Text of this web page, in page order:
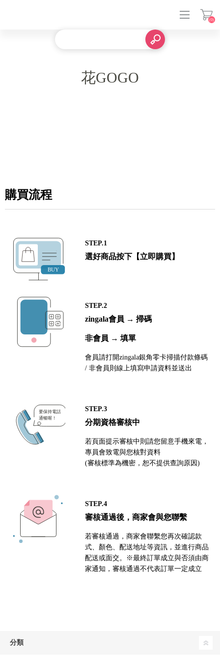
(0)
花GOGO
購買流程
STEP.1
選好商品按下【立即購買】
STEP.2
zingala會員 → 掃碼
非會員 → 填單
會員請打開zingala銀角零卡掃描付款條碼
/ 非會員則線上填寫申請資料並送出
STEP.3
分期資格審核中
若頁面提示審核中則請您留意手機來電，
專員會致電與您核對資料
(審核標準為機密，恕不提供查詢原因)
STEP.4
審核通過後，商家會與您聯繫
若審核通過，商家會聯繫您再次確認款
式、顏色、配送地址等資訊，並進行商品
配送或面交。※最終訂單成立與否須由商
家通知，審核通過不代表訂單一定成立
分類